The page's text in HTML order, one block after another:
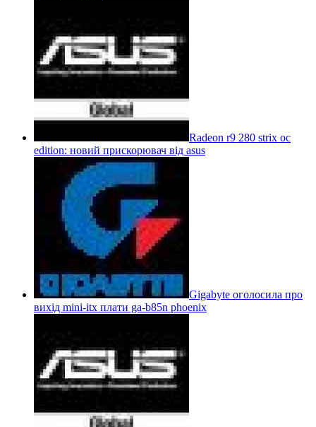
Radeon r9 280 strix oc
edition: новий прискорювач від asus
Gigabyte оголосила про
вихід mini-itx плати ga-b85n phoenix